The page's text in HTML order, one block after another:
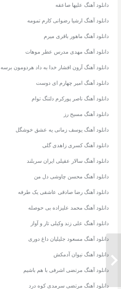
دانلود آهنگ مسعود جلیلیان بی لیاقت
دانلود آهنگ علیها صاعقه
دانلود آهنگ ارشیا رضوانی کارم تمومه
دانلود آهنگ ماهور باقری میرم
دانلود آهنگ مهدی مدرس عطر موهات
دانلود آهنگ آرون افشار خدا به داد هردومون برسه
دانلود آهنگ امیر چهارم ای دوست
دانلود آهنگ ناصر پورکرم دلتنگ توام
دانلود آهنگ مسیح رز
دانلود آهنگ یوسف زمانی یه عشق خوشگل
دانلود آهنگ کسری زاهدی گلی
دانلود آهنگ سالار عقیلی ایران سربلند
دانلود آهنگ محسن چاوشی دل من
دانلود آهنگ رضا صادقی عاشقی یک طرفه
دانلود آهنگ محمد علیزاده بی حوصله
دانلود آهنگ علی زند وکیلی تار و آواز
دانلود آهنگ مسعود جلیلیان داغ دوری
دانلود آهنگ نیوان آدمکش
دانلود آهنگ مرتضی اشرفی با هم باشیم
دانلود آهنگ مرتضی سرمدی کوه درد